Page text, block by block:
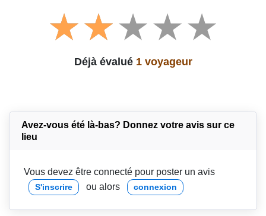
Déjà évalué 1 voyageur
Avez-vous été là-bas? Donnez votre avis sur ce
lieu
Vous devez être connecté pour poster un avis
S'inscrire ou alors connexion